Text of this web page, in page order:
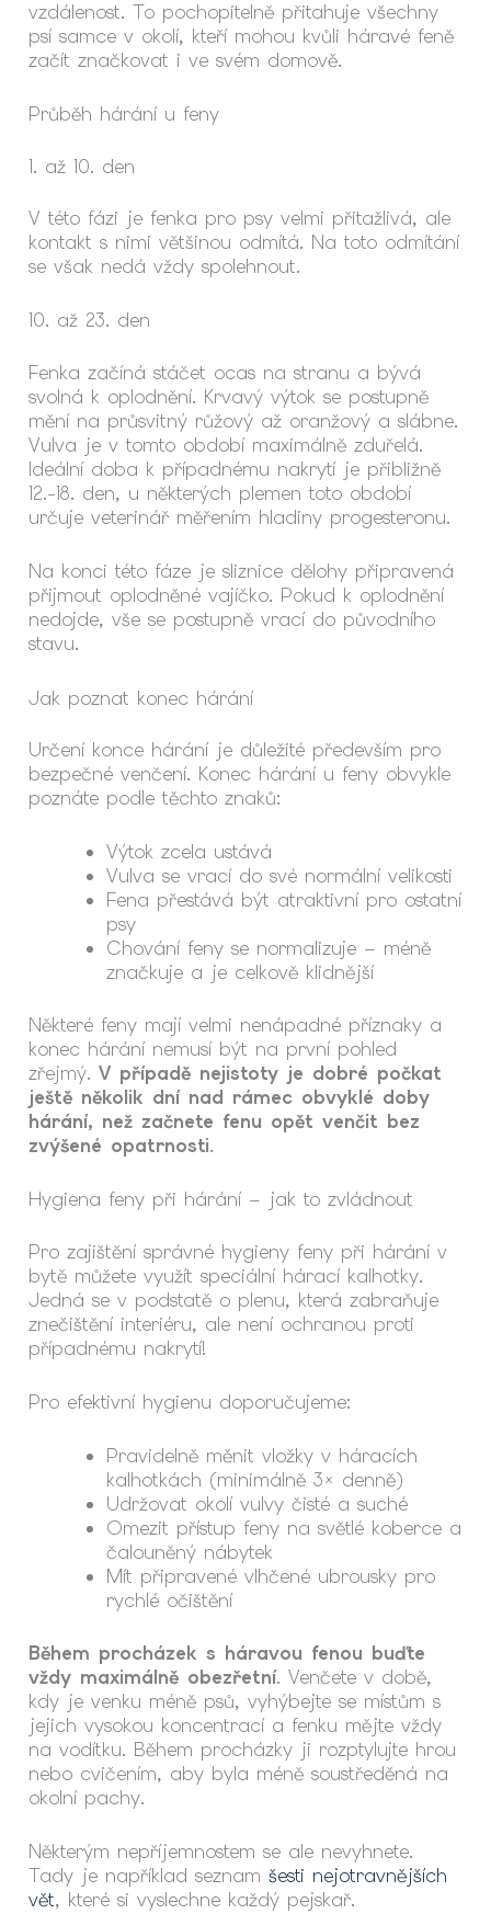
vzdálenost. To pochopitelně přitahuje všechny
psí samce v okolí, kteří mohou kvůli háravé feně
začít značkovat i ve svém domově.
Průběh hárání u feny
1. až 10. den
V této fázi je fenka pro psy velmi přitažlivá, ale
kontakt s nimi většinou odmítá. Na toto odmítání
se však nedá vždy spolehnout.
10. až 23. den
Fenka začíná stáčet ocas na stranu a bývá
svolná k oplodnění. Krvavý výtok se postupně
mění na průsvitný růžový až oranžový a slábne.
Vulva je v tomto období maximálně zduřelá.
Ideální doba k případnému nakrytí je přibližně
12.-18. den, u některých plemen toto období
určuje veterinář měřením hladiny progesteronu.
Na konci této fáze je sliznice dělohy připravená
přijmout oplodněné vajíčko. Pokud k oplodnění
nedojde, vše se postupně vrací do původního
stavu.
Jak poznat konec hárání
Určení konce hárání je důležité především pro
bezpečné venčení. Konec hárání u feny obvykle
poznáte podle těchto znaků:
Výtok zcela ustává
Vulva se vrací do své normální velikosti
Fena přestává být atraktivní pro ostatní
psy
Chování feny se normalizuje – méně
značkuje a je celkově klidnější
Některé feny mají velmi nenápadné příznaky a
konec hárání nemusí být na první pohled
zřejmý.V případě nejistoty je dobré počkat
ještě několik dní nad rámec obvyklé doby
hárání, než začnete fenu opět venčit bez
zvýšené opatrnosti.
Hygiena feny při hárání – jak to zvládnout
Pro zajištění správné hygieny feny při hárání v
bytě můžete využít speciální hárací kalhotky.
Jedná se v podstatě o plenu, která zabraňuje
znečištění interiéru, ale není ochranou proti
případnému nakrytí!
Pro efektivní hygienu doporučujeme:
Pravidelně měnit vložky v háracích
kalhotkách (minimálně 3× denně)
Udržovat okolí vulvy čisté a suché
Omezit přístup feny na světlé koberce a
čalouněný nábytek
Mít připravené vlhčené ubrousky pro
rychlé očištění
Během procházek s háravou fenou buďte
vždy maximálně obezřetní. Venčete v době,
kdy je venku méně psů, vyhýbejte se místům s
jejich vysokou koncentrací a fenku mějte vždy
na vodítku. Během procházky ji rozptylujte hrou
nebo cvičením, aby byla méně soustředěná na
okolní pachy.
Některým nepříjemnostem se ale nevyhnete.
Tady je například seznamšesti nejotravnějších
vět, které si vyslechne každý pejskař.